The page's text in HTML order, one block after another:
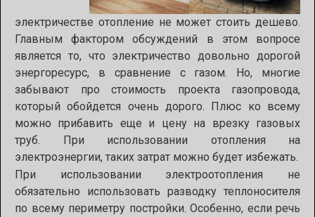
электричестве отопление не может стоить дешево.
Главным фактором обсуждений в этом вопросе
является то, что электричество довольно дорогой
энергоресурс, в сравнение с газом. Но, многие
забывают про стоимость проекта газопровода,
который обойдется очень дорого. Плюс ко всему
можно прибавить еще и цену на врезку газовых
труб. При использовании отопления на
электроэнергии, таких затрат можно будет избежать.
При использовании электроотопления не
обязательно использовать разводку теплоносителя
по всему периметру постройки. Особенно, если речь